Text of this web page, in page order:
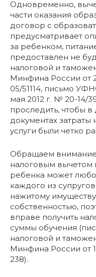
Одновременно,
части оказания
договор с
предусматривает
за ребенком,
предоставлен не
налоговой и
Минфина России от
05/51114, письмо
мая 2012 г. № 20-14/
проследить, чтобы
документах
услуги были четко
Обращаем внимание,
налоговым вычетом
ребенка может
каждого из
нажитому
собственностью,
вправе получить
суммы обучения
налоговой и
Минфина России от
238).